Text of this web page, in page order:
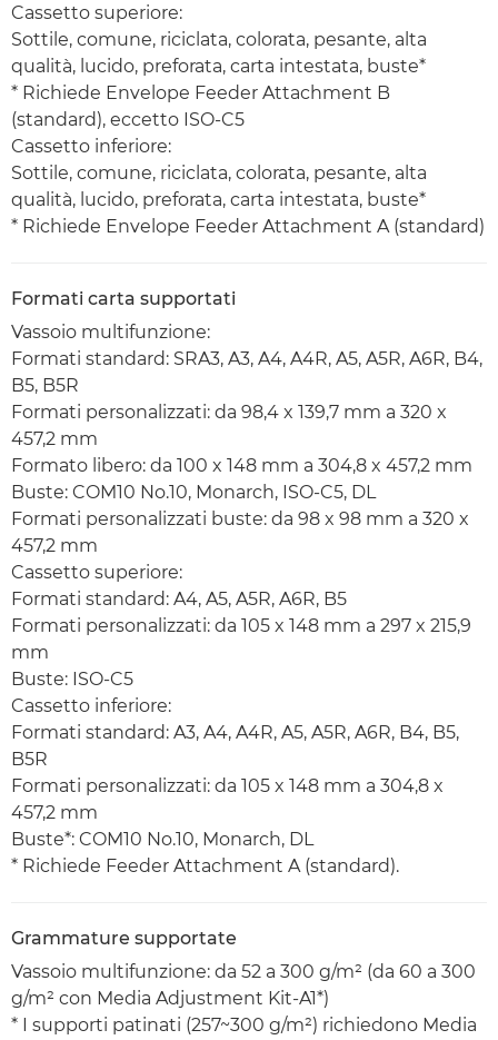
Cassetto superiore:
Sottile, comune, riciclata, colorata, pesante, alta
qualità, lucido, preforata, carta intestata, buste*
* Richiede Envelope Feeder Attachment B
(standard), eccetto ISO-C5
Cassetto inferiore:
Sottile, comune, riciclata, colorata, pesante, alta
qualità, lucido, preforata, carta intestata, buste*
* Richiede Envelope Feeder Attachment A (standard)
Formati carta supportati
Vassoio multifunzione:
Formati standard: SRA3, A3, A4, A4R, A5, A5R, A6R, B4,
B5, B5R
Formati personalizzati: da 98,4 x 139,7 mm a 320 x
457,2 mm
Formato libero: da 100 x 148 mm a 304,8 x 457,2 mm
Buste: COM10 No.10, Monarch, ISO-C5, DL
Formati personalizzati buste: da 98 x 98 mm a 320 x
457,2 mm
Cassetto superiore:
Formati standard: A4, A5, A5R, A6R, B5
Formati personalizzati: da 105 x 148 mm a 297 x 215,9
mm
Buste: ISO-C5
Cassetto inferiore:
Formati standard: A3, A4, A4R, A5, A5R, A6R, B4, B5,
B5R
Formati personalizzati: da 105 x 148 mm a 304,8 x
457,2 mm
Buste*: COM10 No.10, Monarch, DL
* Richiede Feeder Attachment A (standard).
Grammature supportate
Vassoio multifunzione: da 52 a 300 g/m² (da 60 a 300
g/m² con Media Adjustment Kit-A1*)
* I supporti patinati (257~300 g/m²) richiedono Media